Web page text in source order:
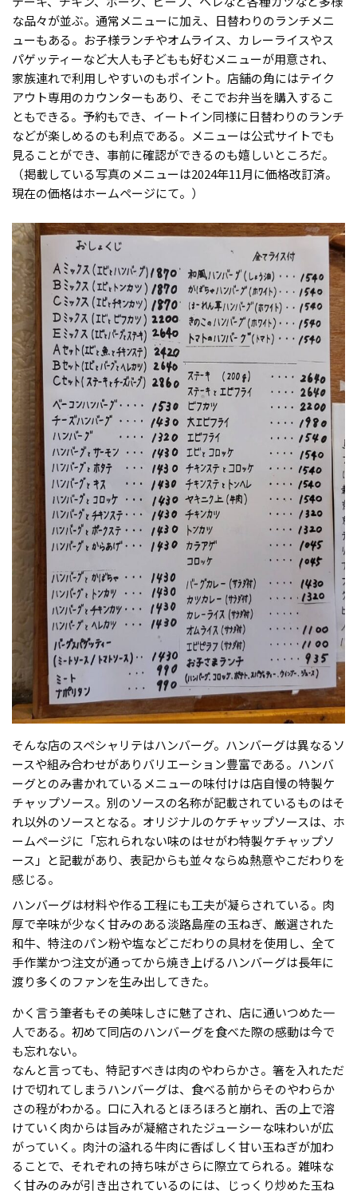
な品々が並ぶ。通常メニューに加え、日替わりのランチメニ
ューもある。お子様ランチやオムライス、カレーライスやス
パゲッティーなど大人も子どもも好むメニューが用意され、
家族連れで利用しやすいのもポイント。店舗の角にはテイク
アウト専用のカウンターもあり、そこでお弁当を購入するこ
ともできる。予約もでき、イートイン同様に日替わりのランチ
などが楽しめるのも利点である。メニューは公式サイトでも
見ることができ、事前に確認ができるのも嬉しいところだ。
（掲載している写真のメニューは2024年11月に価格改訂済。
現在の価格はホームページにて。）
そんな店のスペシャリテはハンバーグ。ハンバーグは異なるソ
ースや組み合わせがありバリエーション豊富である。ハンバ
ーグとのみ書かれているメニューの味付けは店自慢の特製ケ
チャップソース。別のソースの名称が記載されているものはそ
れ以外のソースとなる。オリジナルのケチャップソースは、ホ
ームページに「忘れられない味のはせがわ特製ケチャップソ
ース」と記載があり、表記からも並々ならぬ熱意やこだわりを
感じる。
ハンバーグは材料や作る工程にも工夫が凝らされている。肉
厚で辛味が少なく甘みのある淡路島産の玉ねぎ、厳選された
和牛、特注のパン粉や塩などこだわりの具材を使用し、全て
手作業かつ注文が通ってから焼き上げるハンバーグは長年に
渡り多くのファンを生み出してきた。
かく言う筆者もその美味しさに魅了され、店に通いつめた一
人である。初めて同店のハンバーグを食べた際の感動は今で
も忘れない。
なんと言っても、特記すべきは肉のやわらかさ。箸を入れただ
けで切れてしまうハンバーグは、食べる前からそのやわらか
さの程がわかる。口に入れるとほろほろと崩れ、舌の上で溶
けていく肉からは旨みが凝縮されたジューシーな味わいが広
がっていく。肉汁の溢れる牛肉に香ばしく甘い玉ねぎが加わ
ることで、それぞれの持ち味がさらに際立てられる。雑味な
く甘みのみが引き出されているのには、じっくり炒めた玉ね